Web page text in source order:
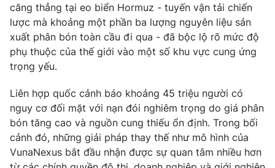
căng thẳng tại eo biển Hormuz - tuyến vận tải chiến
lược mà khoảng một phần ba lượng nguyên liệu sản
xuất phân bón toàn cầu đi qua - đã bộc lộ rõ mức độ
phụ thuộc của thế giới vào một số khu vực cung ứng
trọng yếu.
Liên hợp quốc cảnh báo khoảng 45 triệu người có
nguy cơ đối mặt với nạn đói nghiêm trọng do giá phân
bón tăng cao và nguồn cung thiếu ổn định. Trong bối
cảnh đó, những giải pháp thay thế như mô hình của
VunaNexus bắt đầu nhận được sự quan tâm nhiều hơn